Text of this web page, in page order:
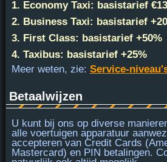
1. Economy Taxi: basistarief
2. Business Taxi: basistarief
3. First Class: basistarief +50%
4. Taxibus: basistarief +25%
Meer weten, zie: Service-
Betaalwijzen
U kunt bij ons op diverse
alle voertuigen apparatuur
accepteren van Credit Cards
Mastercard) en PIN betalingen.